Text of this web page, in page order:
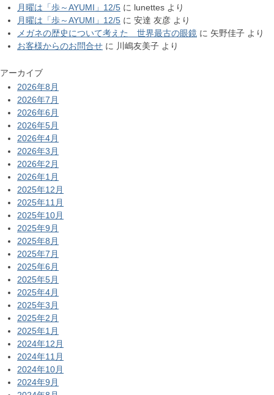
月曜は「歩～AYUMI」12/5 に lunettes より
月曜は「歩～AYUMI」12/5 に 安達 友彦 より
メガネの歴史について考えた 世界最古の眼鏡 に 矢野佳子 より
お客様からのお問合せ に 川嶋友美子 より
アーカイブ
2026年8月
2026年7月
2026年6月
2026年5月
2026年4月
2026年3月
2026年2月
2026年1月
2025年12月
2025年11月
2025年10月
2025年9月
2025年8月
2025年7月
2025年6月
2025年5月
2025年4月
2025年3月
2025年2月
2025年1月
2024年12月
2024年11月
2024年10月
2024年9月